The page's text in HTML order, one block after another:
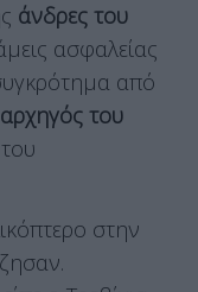
άνδρες του
ασφαλείας
από
αρχηγός του
στην